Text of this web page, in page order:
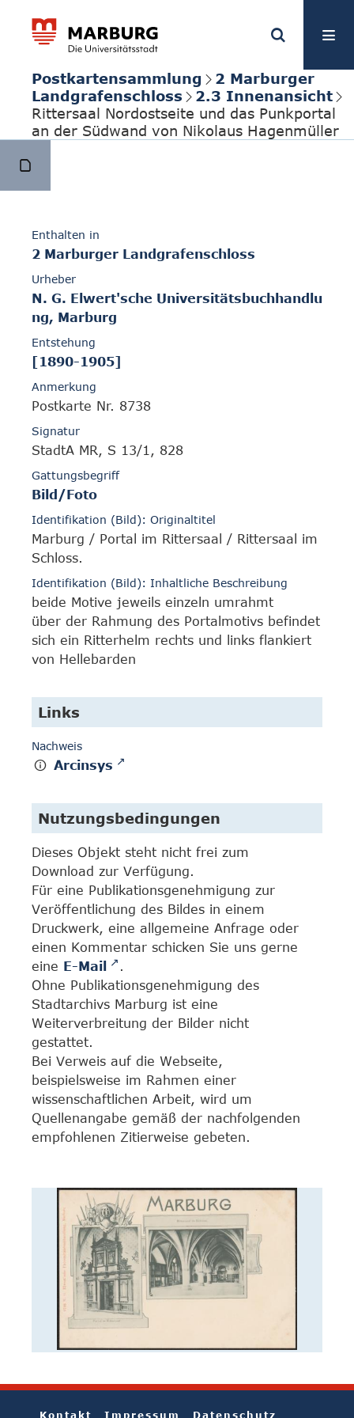
Postkartensammlung
2 Marburger
Landgrafenschloss
2.3 Innenansicht
Rittersaal Nordostseite und das Punkportal
an der Südwand von Nikolaus Hagenmüller
Enthalten in
2 Marburger Landgrafenschloss
Urheber
N. G. Elwert'sche Universitätsbuchhandlu
ng, Marburg
Entstehung
[1890-1905]
Anmerkung
Postkarte Nr. 8738
Signatur
StadtA MR, S 13/1, 828
Gattungsbegriff
Bild/Foto
Identifikation (Bild): Originaltitel
Marburg / Portal im Rittersaal / Rittersaal im
Schloss.
Identifikation (Bild): Inhaltliche Beschreibung
beide Motive jeweils einzeln umrahmt
über der Rahmung des Portalmotivs befindet
sich ein Ritterhelm rechts und links flankiert
von Hellebarden
Links
Nachweis
Arcinsys
Nutzungsbedingungen
Dieses Objekt steht nicht frei zum
Download zur Verfügung.
Für eine Publikationsgenehmigung zur
Veröffentlichung des Bildes in einem
Druckwerk, eine allgemeine Anfrage oder
einen Kommentar schicken Sie uns gerne
eine E-Mail
.
Ohne Publikationsgenehmigung des
Stadtarchivs Marburg ist eine
Weiterverbreitung der Bilder nicht
gestattet.
Bei Verweis auf die Webseite,
beispielsweise im Rahmen einer
wissenschaftlichen Arbeit, wird um
Quellenangabe gemäß der nachfolgenden
empfohlenen Zitierweise gebeten.
Kontakt Impressum Datenschutz